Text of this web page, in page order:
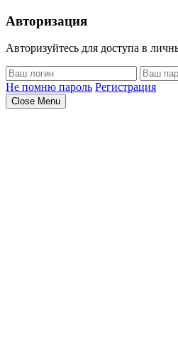
Авторизация
Авторизуйтесь для доступа в
Не помню пароль Регистрация
Close Menu